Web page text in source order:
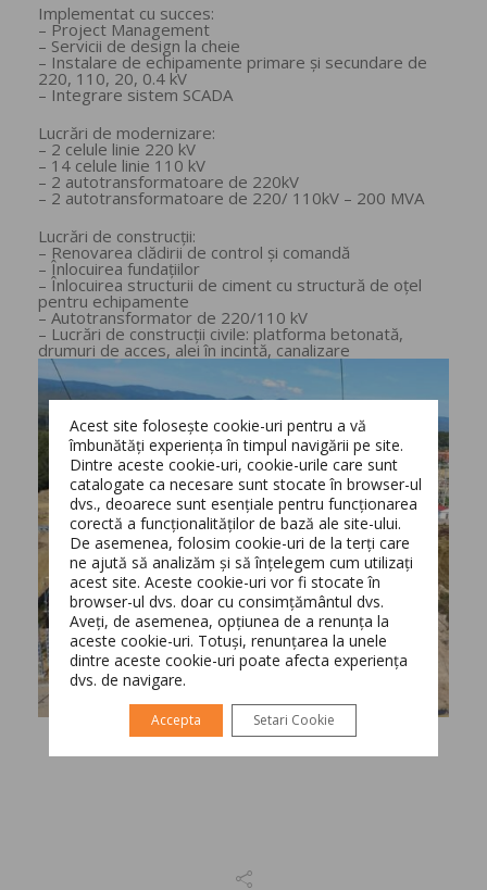
Implementat cu succes:
– Project Management
– Servicii de design la cheie
– Instalare de echipamente primare și secundare de
220, 110, 20, 0.4 kV
– Integrare sistem SCADA
Lucrări de modernizare:
– 2 celule linie 220 kV
– 14 celule linie 110 kV
– 2 autotransformatoare de 220kV
– 2 autotransformatoare de 220/ 110kV – 200 MVA
Lucrări de construcții:
– Renovarea clădirii de control și comandă
– Înlocuirea fundațiilor
– Înlocuirea structurii de ciment cu structură de oțel
pentru echipamente
– Autotransformator de 220/110 kV
– Lucrări de construcții civile: platforma betonată,
drumuri de acces, alei în incintă, canalizare
Switch The Language
Română English
Acest site folosește cookie-uri pentru a vă
îmbunătăți experiența în timpul navigării pe site.
Dintre aceste cookie-uri, cookie-urile care sunt
catalogate ca necesare sunt stocate în browser-ul
dvs., deoarece sunt esențiale pentru funcționarea
corectă a funcționalităților de bază ale site-ului.
De asemenea, folosim cookie-uri de la terți care
ne ajută să analizăm și să înțelegem cum utilizați
acest site. Aceste cookie-uri vor fi stocate în
browser-ul dvs. doar cu consimțământul dvs.
Aveți, de asemenea, opțiunea de a renunța la
aceste cookie-uri. Totuși, renunțarea la unele
dintre aceste cookie-uri poate afecta experiența
dvs. de navigare.
Accepta Setari Cookie